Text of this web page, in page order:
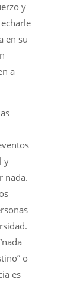
y
en su
a
y
nada.
o
es